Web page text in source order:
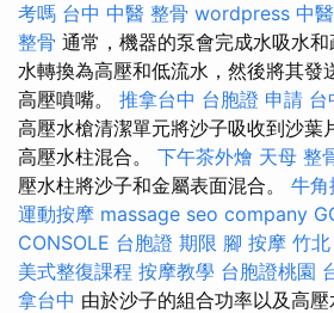
考嗎 台中 中醫 整骨 wordpress 中
整骨 通常，機器的泵會完成水吸水
水轉換為高壓和低流水，然後將其發
高壓噴嘴。 推拿台中 台胞證 申請 台
高壓水槍清潔單元將沙子吸收到沙葉
高壓水柱混合。 下午茶外燴 天母 整
壓水柱將沙子和金屬表面混合。 牛角
運動按摩 massage seo company
CONSOLE 台胞證 期限 腳 按摩 竹
美式整復課程 按摩教學 台胞證桃園
拿台中 由於沙子的組合功率以及高